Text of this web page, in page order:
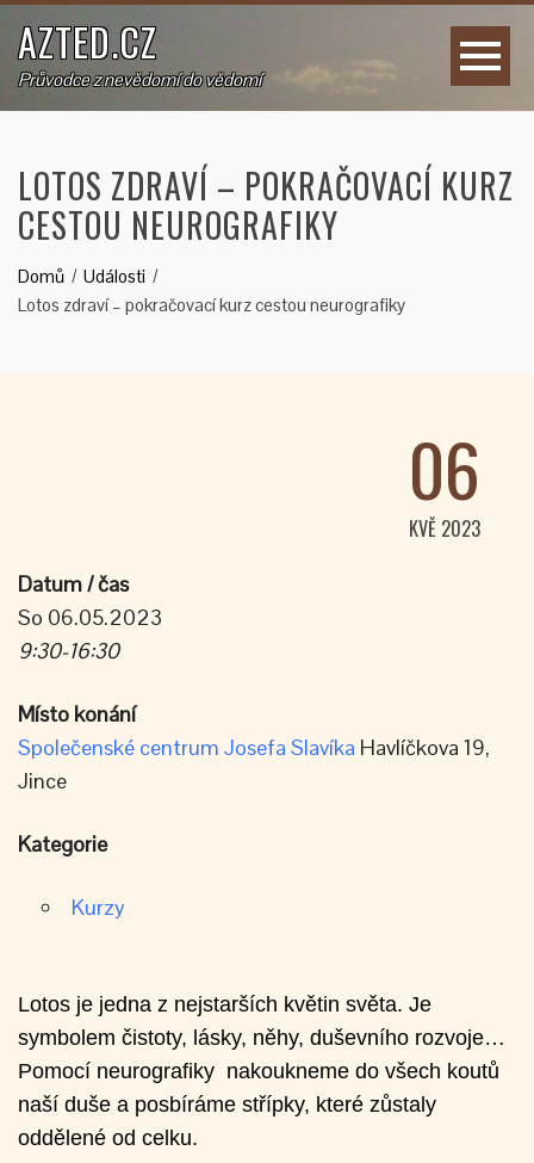
AZTED.CZ
Průvodce z nevědomí do vědomí
LOTOS ZDRAVÍ – POKRAČOVACÍ KURZ
CESTOU NEUROGRAFIKY
Domů
Události
Lotos zdraví – pokračovací kurz cestou neurografiky
06
KVĚ 2023
Datum / čas
So 06.05.2023
9:30-16:30
Místo konání
Společenské centrum Josefa Slavíka Havlíčkova 19,
Jince
Kategorie
Kurzy
Lotos je jedna z nejstarších květin světa. Je
symbolem čistoty, lásky, něhy, duševního rozvoje…
Pomocí neurografiky nakoukneme do všech koutů
naší duše a posbíráme střípky, které zůstaly
oddělené od celku.